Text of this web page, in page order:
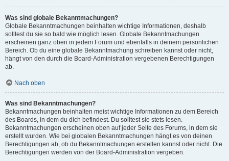
Was sind globale Bekanntmachungen?
Globale Bekanntmachungen beinhalten wichtige Informationen, deshalb
solltest du sie so bald wie möglich lesen. Globale Bekanntmachungen
erscheinen ganz oben in jedem Forum und ebenfalls in deinem persönlichen
Bereich. Ob du eine globale Bekanntmachung schreiben kannst oder nicht,
hängt von den durch die Board-Administration vergebenen Berechtigungen
ab.
Nach oben
Was sind Bekanntmachungen?
Bekanntmachungen beinhalten meist wichtige Informationen zu dem Bereich
des Boards, in dem du dich befindest. Du solltest sie stets lesen.
Bekanntmachungen erscheinen oben auf jeder Seite des Forums, in dem sie
erstellt wurden. Wie bei globalen Bekanntmachungen hängt es von deinen
Berechtigungen ab, ob du Bekanntmachungen erstellen kannst oder nicht. Die
Berechtigungen werden von der Board-Administration vergeben.